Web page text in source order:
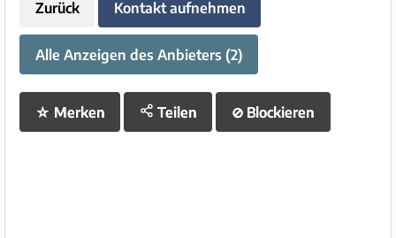
Zurück Kontakt aufnehmen
Alle Anzeigen des Anbieters (2)
☆ Merken Teilen ⊘ Blockieren